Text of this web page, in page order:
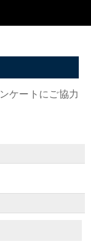
ケートにご協力